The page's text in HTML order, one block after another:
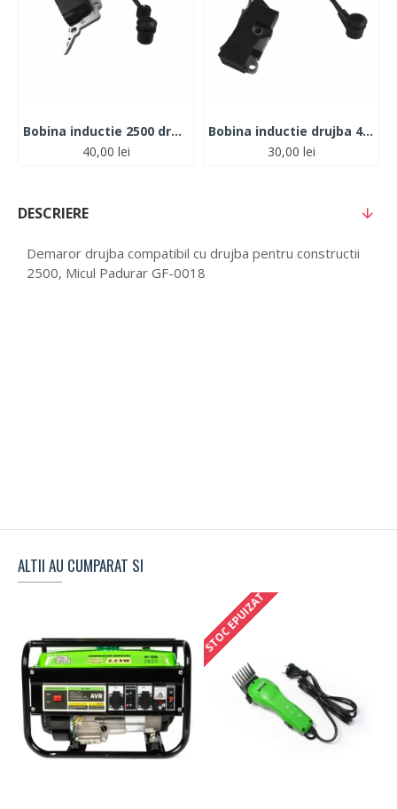
Bobina inductie 2500 drujba, Elefant
40,00 lei
Bobina inductie drujba 4500/5200/5800, Elefant
30,00 lei
DESCRIERE
Demaror drujba compatibil cu drujba pentru constructii
2500, Micul Padurar GF-0018
ALTII AU CUMPARAT SI
STOC EPUIZAT